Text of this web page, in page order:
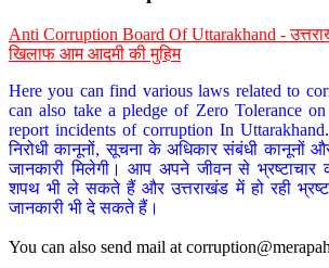
Anti Corruption Board Of Uttarakhand -
खिलाफ आम आदमी की मुहिम
Here you can find various laws related to
can also take a pledge of Zero Tolerance
report incidents of corruption In
निरोधी कानूनों, सूचना के अधिकार संबंधी कानूनों
जानकारी मिलेगी। आप अपने जीवन से भ्रष्टाचार
शपथ भी ले सकते हैं और उत्तराखंड में हो रही
जानकारी भी दे सकते हैं।
You can also send mail at